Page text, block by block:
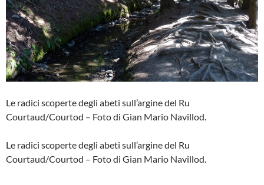
Le radici scoperte degli abeti sull’argine del Ru
Courtaud/Courtod – Foto di Gian Mario Navillod.
Le radici scoperte degli abeti sull’argine del Ru
Courtaud/Courtod – Foto di Gian Mario Navillod.